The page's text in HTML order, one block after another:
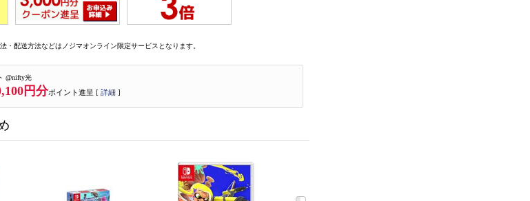
・配送方法などはノジマオンライン限定サービスとなります。
@nifty光
円分ポイント進呈 [ 詳細 ]